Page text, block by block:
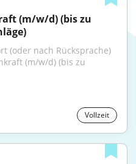
(m/w/d) (bis zu
(oder nach Rücksprache)
(m/w/d) (bis zu
Vollzeit